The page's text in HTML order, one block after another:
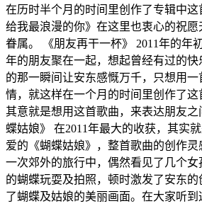
在历时半个月的时间里创作了专辑中
给我最浪漫的你》在这里也衷心的祝
眷属。 《朋友再干一杯》 2011年的年
年的朋友聚在一起，想起曾经有过的
的那一瞬间让安东感慨万千，只想用
情，就这样在一个月的时间里创作了
其意就是想用这首歌曲，来表达朋友之
蝶姑娘》 在2011年最大的收获，其实
爱的《蝴蝶姑娘》，整首歌曲的创作灵
一次郊外的旅行中，偶然看见了几个
的蝴蝶玩耍及拍照，顿时激发了安东
了蝴蝶及姑娘的美丽画面。在大家听